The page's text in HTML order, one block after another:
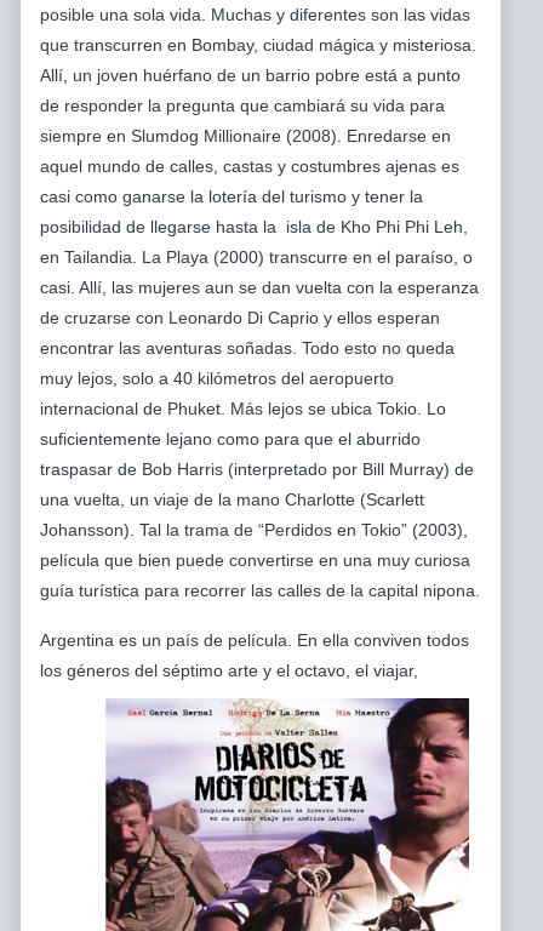
posible una sola vida. Muchas y diferentes son las vidas
que transcurren en Bombay, ciudad mágica y misteriosa.
Allí, un joven huérfano de un barrio pobre está a punto
de responder la pregunta que cambiará su vida para
siempre en Slumdog Millionaire (2008). Enredarse en
aquel mundo de calles, castas y costumbres ajenas es
casi como ganarse la lotería del turismo y tener la
posibilidad de llegarse hasta la isla de Kho Phi Phi Leh,
en Tailandia. La Playa (2000) transcurre en el paraíso, o
casi. Allí, las mujeres aun se dan vuelta con la esperanza
de cruzarse con Leonardo Di Caprio y ellos esperan
encontrar las aventuras soñadas. Todo esto no queda
muy lejos, solo a 40 kilómetros del aeropuerto
internacional de Phuket. Más lejos se ubica Tokio. Lo
suficientemente lejano como para que el aburrido
traspasar de Bob Harris (interpretado por Bill Murray) de
una vuelta, un viaje de la mano Charlotte (Scarlett
Johansson). Tal la trama de “Perdidos en Tokio” (2003),
película que bien puede convertirse en una muy curiosa
guía turística para recorrer las calles de la capital nipona.
Argentina es un país de película. En ella conviven todos
los géneros del séptimo arte y el octavo, el viajar,